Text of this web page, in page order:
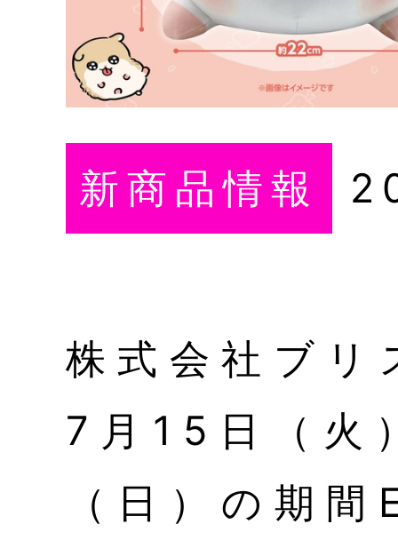
新商品情報
株式会社ブ
7月15日（火
（日）の期